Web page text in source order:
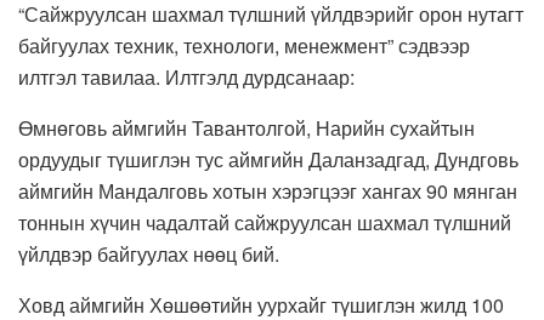
“Сайжруулсан шахмал түлшний үйлдвэрийг орон нутагт
байгуулах техник, технологи, менежмент” сэдвээр
илтгэл тавилаа. Илтгэлд дурдсанаар:
Өмнөговь аймгийн Тавантолгой, Нарийн сухайтын
ордуудыг түшиглэн тус аймгийн Даланзадгад, Дундговь
аймгийн Мандалговь хотын хэрэгцээг хангах 90 мянган
тоннын хүчин чадалтай сайжруулсан шахмал түлшний
үйлдвэр байгуулах нөөц бий.
Ховд аймгийн Хөшөөтийн уурхайг түшиглэн жилд 100